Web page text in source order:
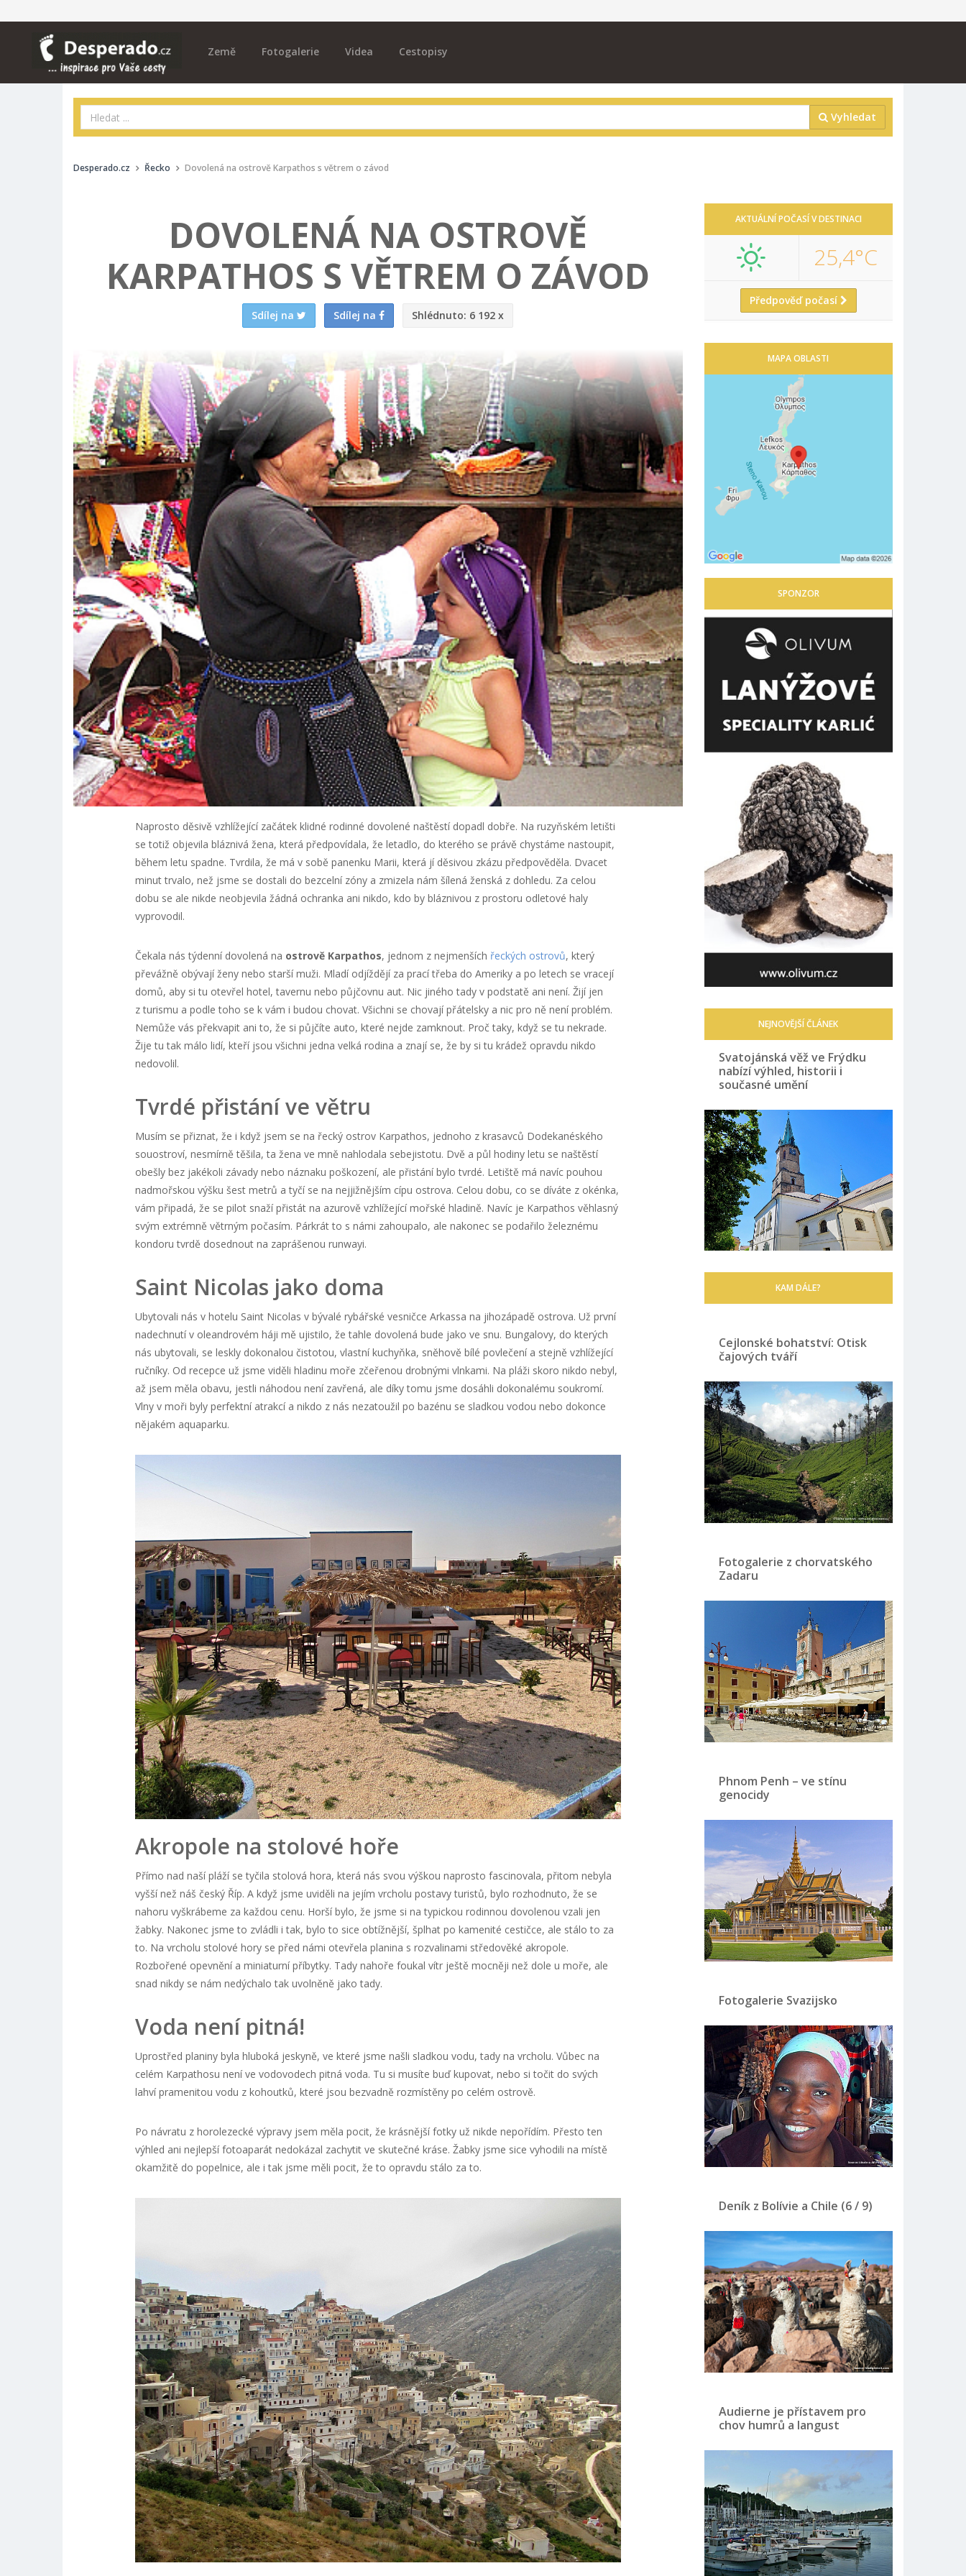
Země Fotogalerie Videa Cestopisy
Vyhledat
Desperado.cz Řecko Dovolená na ostrově Karpathos s větrem o závod
DOVOLENÁ NA OSTROVĚ
KARPATHOS S VĚTREM O ZÁVOD
Sdílej na Sdílej na Shlédnuto: 6 192 x
Naprosto děsivě vzhlížející začátek klidné rodinné dovolené naštěstí dopadl dobře. Na ruzyňském letišti
se totiž objevila bláznivá žena, která předpovídala, že letadlo, do kterého se právě chystáme nastoupit,
během letu spadne. Tvrdila, že má v sobě panenku Marii, která jí děsivou zkázu předpověděla. Dvacet
minut trvalo, než jsme se dostali do bezcelní zóny a zmizela nám šílená ženská z dohledu. Za celou
dobu se ale nikde neobjevila žádná ochranka ani nikdo, kdo by bláznivou z prostoru odletové haly
vyprovodil.
Čekala nás týdenní dovolená na ostrově Karpathos, jednom z nejmenších řeckých ostrovů, který
převážně obývají ženy nebo starší muži. Mladí odjíždějí za prací třeba do Ameriky a po letech se vracejí
domů, aby si tu otevřel hotel, tavernu nebo půjčovnu aut. Nic jiného tady v podstatě ani není. Žijí jen
z turismu a podle toho se k vám i budou chovat. Všichni se chovají přátelsky a nic pro ně není problém.
Nemůže vás překvapit ani to, že si půjčíte auto, které nejde zamknout. Proč taky, když se tu nekrade.
Žije tu tak málo lidí, kteří jsou všichni jedna velká rodina a znají se, že by si tu krádež opravdu nikdo
nedovolil.
Tvrdé přistání ve větru
Musím se přiznat, že i když jsem se na řecký ostrov Karpathos, jednoho z krasavců Dodekanéského
souostroví, nesmírně těšila, ta žena ve mně nahlodala sebejistotu. Dvě a půl hodiny letu se naštěstí
obešly bez jakékoli závady nebo náznaku poškození, ale přistání bylo tvrdé. Letiště má navíc pouhou
nadmořskou výšku šest metrů a tyčí se na nejjižnějším cípu ostrova. Celou dobu, co se díváte z okénka,
vám připadá, že se pilot snaží přistát na azurově vzhlížející mořské hladině. Navíc je Karpathos věhlasný
svým extrémně větrným počasím. Párkrát to s námi zahoupalo, ale nakonec se podařilo železnému
kondoru tvrdě dosednout na zaprášenou runwayi.
Saint Nicolas jako doma
Ubytovali nás v hotelu Saint Nicolas v bývalé rybářské vesničce Arkassa na jihozápadě ostrova. Už první
nadechnutí v oleandrovém háji mě ujistilo, že tahle dovolená bude jako ve snu. Bungalovy, do kterých
nás ubytovali, se leskly dokonalou čistotou, vlastní kuchyňka, sněhově bílé povlečení a stejně vzhlížející
ručníky. Od recepce už jsme viděli hladinu moře zčeřenou drobnými vlnkami. Na pláži skoro nikdo nebyl,
až jsem měla obavu, jestli náhodou není zavřená, ale díky tomu jsme dosáhli dokonalému soukromí.
Vlny v moři byly perfektní atrakcí a nikdo z nás nezatoužil po bazénu se sladkou vodou nebo dokonce
nějakém aquaparku.
Akropole na stolové hoře
Přímo nad naší pláží se tyčila stolová hora, která nás svou výškou naprosto fascinovala, přitom nebyla
vyšší než náš český Říp. A když jsme uviděli na jejím vrcholu postavy turistů, bylo rozhodnuto, že se
nahoru vyškrábeme za každou cenu. Horší bylo, že jsme si na typickou rodinnou dovolenou vzali jen
žabky. Nakonec jsme to zvládli i tak, bylo to sice obtížnější, šplhat po kamenité cestičce, ale stálo to za
to. Na vrcholu stolové hory se před námi otevřela planina s rozvalinami středověké akropole.
Rozbořené opevnění a miniaturní příbytky. Tady nahoře foukal vítr ještě mocněji než dole u moře, ale
snad nikdy se nám nedýchalo tak uvolněně jako tady.
Voda není pitná!
Uprostřed planiny byla hluboká jeskyně, ve které jsme našli sladkou vodu, tady na vrcholu. Vůbec na
celém Karpathosu není ve vodovodech pitná voda. Tu si musíte buď kupovat, nebo si točit do svých
lahví pramenitou vodu z kohoutků, které jsou bezvadně rozmístěny po celém ostrově.
Po návratu z horolezecké výpravy jsem měla pocit, že krásnější fotky už nikde nepořídím. Přesto ten
výhled ani nejlepší fotoaparát nedokázal zachytit ve skutečné kráse. Žabky jsme sice vyhodili na místě
okamžitě do popelnice, ale i tak jsme měli pocit, že to opravdu stálo za to.
AKTUÁLNÍ POČASÍ V DESTINACI
25,4°C
Předpověď počasí
MAPA OBLASTI
SPONZOR
NEJNOVĚJŠÍ ČLÁNEK
Svatojánská věž ve Frýdku
nabízí výhled, historii i
současné umění
KAM DÁLE?
Cejlonské bohatství: Otisk
čajových tváří
Fotogalerie z chorvatského
Zadaru
Phnom Penh – ve stínu
genocidy
Fotogalerie Svazijsko
Deník z Bolívie a Chile (6 / 9)
Audierne je přístavem pro
chov humrů a langust